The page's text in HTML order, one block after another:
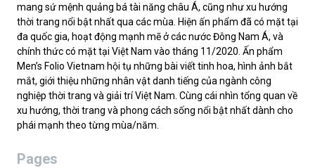
mang sứ mệnh quảng bá tài năng châu Á, cũng như xu hướng
thời trang nổi bật nhất qua các mùa. Hiện ấn phẩm đã có mặt tại
đa quốc gia, hoạt động mạnh mẽ ở các nước Đông Nam Á, và
chính thức có mặt tại Việt Nam vào tháng 11/2020. Ấn phẩm
Men’s Folio Vietnam hội tụ những bài viết tinh hoa, hình ảnh bắt
mắt, giới thiệu những nhân vật danh tiếng của ngành công
nghiệp thời trang và giải trí Việt Nam. Cùng cái nhìn tổng quan về
xu hướng, thời trang và phong cách sống nổi bật nhất dành cho
phái mạnh theo từng mùa/năm.
Pages